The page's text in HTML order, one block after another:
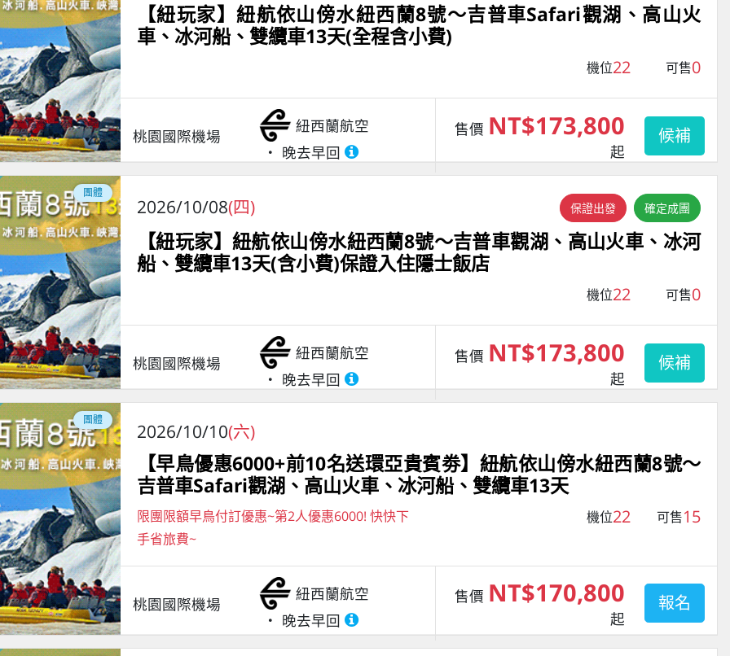
【紐玩家】紐航依山傍水紐西蘭8號～吉普車Safari觀湖、高山火
車、冰河船、雙纜車13天(全程含小費)
機位22 可售0
桃園國際機場
紐西蘭航空
晚去早回
售價 NT$173,800
起
候補
團體
2026/10/08(四) 保證出發 確定成團
【紐玩家】紐航依山傍水紐西蘭8號～吉普車觀湖、高山火車、冰河
船、雙纜車13天(含小費)保證入住隱士飯店
機位22 可售0
桃園國際機場
紐西蘭航空
晚去早回
售價 NT$173,800
起
候補
團體
2026/10/10(六)
【早鳥優惠6000+前10名送環亞貴賓劵】紐航依山傍水紐西蘭8號～
吉普車Safari觀湖、高山火車、冰河船、雙纜車13天
限團限額早鳥付訂優惠~第2人優惠6000! 快快下
手省旅費~
機位22 可售15
桃園國際機場
紐西蘭航空
晚去早回
售價 NT$170,800
起
報名